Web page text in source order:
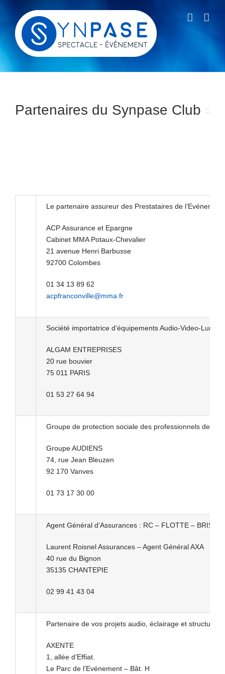
contenu
Partenaires du Synpase Club
Le partenaire assureur des Prestataires de
ACP Assurance et Epargne
Cabinet MMA Potaux-Chevalier
21 avenue Henri Barbusse
92700 Colombes
01 34 13 89 62
acpfranconville@mma.fr
Société importatrice d’équipements Audio-Video-
ALGAM ENTREPRISES
20 rue bouvier
75 011 PARIS
01 53 27 64 94
Groupe de protection sociale des professionnels de la
Groupe AUDIENS
74, rue Jean Bleuzen
92 170 Vanves
01 73 17 30 00
Agent Général d’Assurances : RC – FLOTTE – BRIS
Laurent Roisnel Assurances – Agent Général AXA
40 rue du Bignon
35135 CHANTEPIE
02 99 41 43 04
Partenaire de vos projets audio, éclairage et structure
AXENTE
1, allée d’Effiat.
Le Parc de l’Evénement – Bât. H